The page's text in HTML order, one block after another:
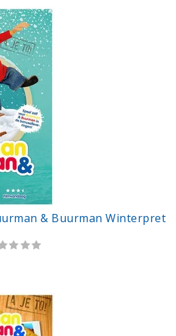
& Buurman Winterpret